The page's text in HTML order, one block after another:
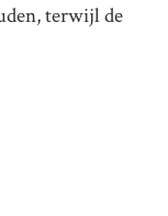
terwijl de